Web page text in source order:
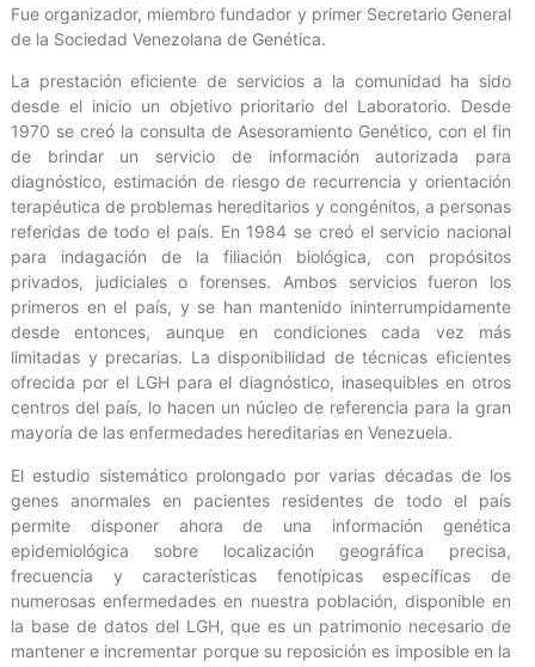
Fue organizador, miembro fundador y primer Secretario General
de la Sociedad Venezolana de Genética.
La prestación eficiente de servicios a la comunidad ha sido
desde el inicio un objetivo prioritario del Laboratorio. Desde
1970 se creó la consulta de Asesoramiento Genético, con el fin
de brindar un servicio de información autorizada para
diagnóstico, estimación de riesgo de recurrencia y orientación
terapéutica de problemas hereditarios y congénitos, a personas
referidas de todo el país. En 1984 se creó el servicio nacional
para indagación de la filiación biológica, con propósitos
privados, judiciales o forenses. Ambos servicios fueron los
primeros en el país, y se han mantenido ininterrumpidamente
desde entonces, aunque en condiciones cada vez más
limitadas y precarias. La disponibilidad de técnicas eficientes
ofrecida por el LGH para el diagnóstico, inasequibles en otros
centros del país, lo hacen un núcleo de referencia para la gran
mayoría de las enfermedades hereditarias en Venezuela.
El estudio sistemático prolongado por varias décadas de los
genes anormales en pacientes residentes de todo el país
permite disponer ahora de una información genética
epidemiológica sobre localización geográfica precisa,
frecuencia y características fenotípicas específicas de
numerosas enfermedades en nuestra población, disponible en
la base de datos del LGH, que es un patrimonio necesario de
mantener e incrementar porque su reposición es imposible en la